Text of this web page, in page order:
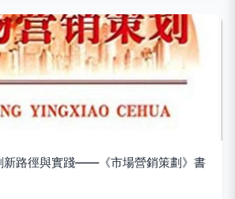
新路徑與實踐——《市場營銷策劃》書